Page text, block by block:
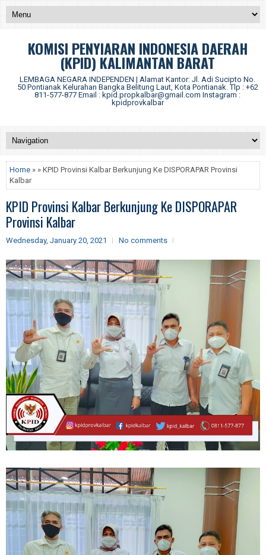
KOMISI PENYIARAN INDONESIA DAERAH
(KPID) KALIMANTAN BARAT
LEMBAGA NEGARA INDEPENDEN | Alamat Kantor: Jl. Adi Sucipto No.
50 Pontianak Kelurahan Bangka Belitung Laut, Kota Pontianak. Tlp : +62
811-577-877 Email : kpid.propkalbar@gmail.com Instagram :
kpidprovkalbar
Home » » KPID Provinsi Kalbar Berkunjung Ke DISPORAPAR Provinsi
Kalbar
KPID Provinsi Kalbar Berkunjung Ke DISPORAPAR
Provinsi Kalbar
Wednesday, January 20, 2021 No comments